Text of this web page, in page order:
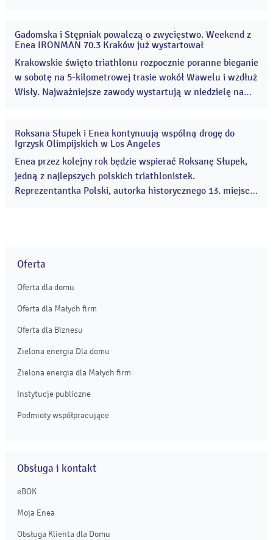
sportowe, które co roku przyciągają coraz więcej
uczestników i kibiców. ...
31
2026
Gadomska i Stępniak powalczą o zwycięstwo. Weekend z
Enea IRONMAN 70.3 Kraków już wystartował
Krakowskie święto triathlonu rozpocznie poranne bieganie
w sobotę na 5-kilometrowej trasie wokół Wawelu i wzdłuż
Wisły. Najważniejsze zawody wystartują w niedzielę na
2026
Roksana Słupek i Enea kontynuują wspólną drogę do
Igrzysk Olimpijskich w Los Angeles
Enea przez kolejny rok będzie wspierać Roksanę Słupek,
jedną z najlepszych polskich triathlonistek.
Reprezentantka Polski, autorka historycznego 13. miejsca
Oferta
Oferta dla domu
Oferta dla Małych firm
Oferta dla Biznesu
Zielona energia Dla domu
Zielona energia dla Małych firm
Instytucje publiczne
Podmioty współpracujące
Obsługa i kontakt
eBOK
Moja Enea
Obsługa Klienta dla Domu